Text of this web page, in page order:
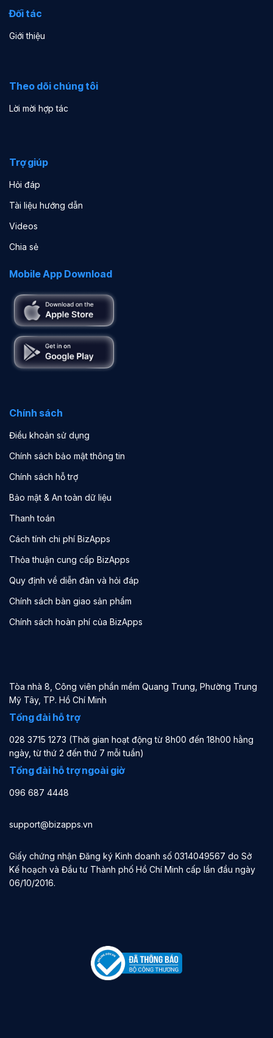
Đối tác
Giới thiệu
Theo dõi chúng tôi
Lời mời hợp tác
Trợ giúp
Hỏi đáp
Tài liệu hướng dẫn
Videos
Chia sẻ
Mobile App Download
Chính sách
Điều khoản sử dụng
Chính sách bảo mật thông tin
Chính sách hỗ trợ
Bảo mật & An toàn dữ liệu
Thanh toán
Cách tính chi phí BizApps
Thỏa thuận cung cấp BizApps
Quy định về diễn đàn và hỏi đáp
Chính sách bàn giao sản phẩm
Chính sách hoàn phí của BizApps
Tòa nhà 8, Công viên phần mềm Quang Trung, Phường Trung
Mỹ Tây, TP. Hồ Chí Minh
Tổng đài hỗ trợ
028 3715 1273 (Thời gian hoạt động từ 8h00 đến 18h00 hằng
ngày, từ thứ 2 đến thứ 7 mỗi tuần)
Tổng đài hỗ trợ ngoài giờ
096 687 4448
support@bizapps.vn
Giấy chứng nhận Đăng ký Kinh doanh số 0314049567 do Sở
Kế hoạch và Đầu tư Thành phố Hồ Chí Minh cấp lần đầu ngày
06/10/2016.